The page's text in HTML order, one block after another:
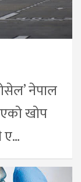
नेपाल
खोप
ए…